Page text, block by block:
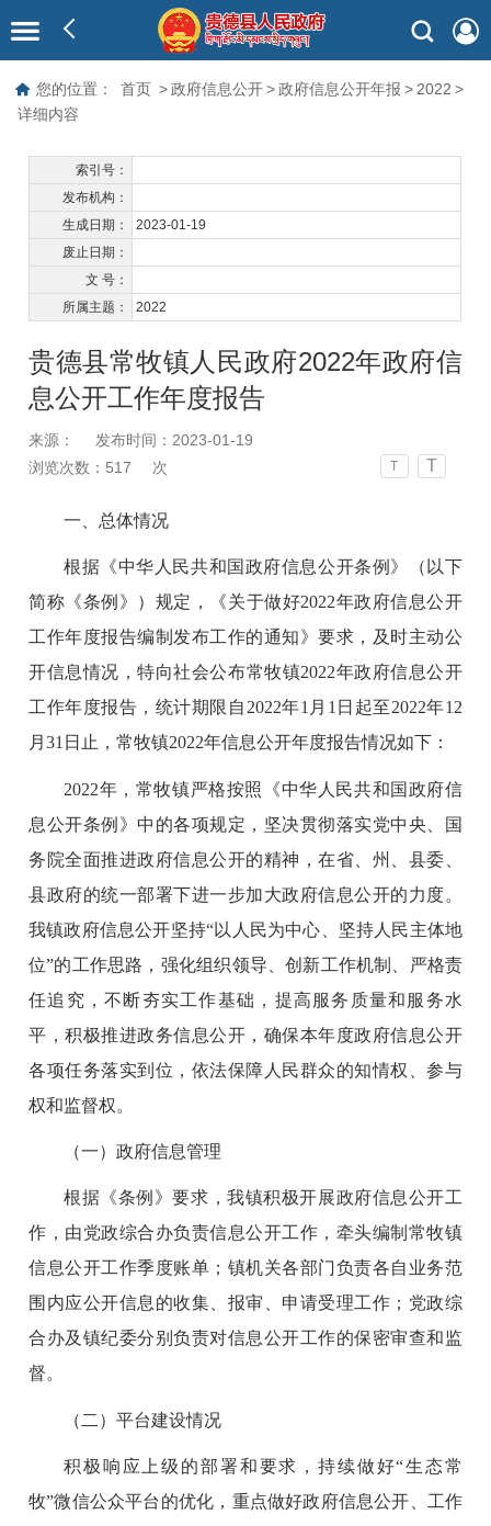
您的位置： 首页 > 政府信息公开 > 政府信息公开年报 > 2022 >
详细内容
索引号：
发布机构：
生成日期：
2023-01-19
废止日期：
文 号：
所属主题：
2022
贵德县常牧镇人民政府2022年政府信
息公开工作年度报告
来源：
发布时间：2023-01-19
浏览次数： 517 次 T T
一、总体情况
根据《中华人民共和国政府信息公开条例》（以下
简称《条例》）规定，《关于做好2022年政府信息公开
工作年度报告编制发布工作的通知》要求，及时主动公
开信息情况，特向社会公布常牧镇2022年政府信息公开
工作年度报告，统计期限自 2022年1 月 1 日起至2022年12
月31 日止，常牧镇2022年信息公开年度报告情况如下：
2022年，常牧镇严格按照《中华人民共和国政府信
息公开条例》中的各项规定，坚决贯彻落实党中央、国
务院全面推进政府信息公开的精神，在省、州、县委、
县政府的统一部署下进一步加大政府信息公开的力度。
我镇政府信息公开坚持“以人民为中心、坚持人民主体地
位”的工作思路，强化组织领导、创新工作机制、严格责
任追究，不断夯实工作基础，提高服务质量和服务水
平，积极推进政务信息公开，确保本年度政府信息公开
各项任务落实到位，依法保障人民群众的知情权、参与
权和监督权。
（一）政府信息管理
根据《条例》要求，我镇积极开展政府信息公开工
作，由党政综合办负责信息公开工作，牵头编制常牧镇
信息公开工作季度账单；镇机关各部门负责各自业务范
围内应公开信息的收集、报审、申请受理工作；党政综
合办及镇纪委分别负责对信息公开工作的保密审查和监
督。
（二）平台建设情况
积极响应上级的部署和要求，持续做好“生态常
牧”微信公众平台的优化，重点做好政府信息公开、工作